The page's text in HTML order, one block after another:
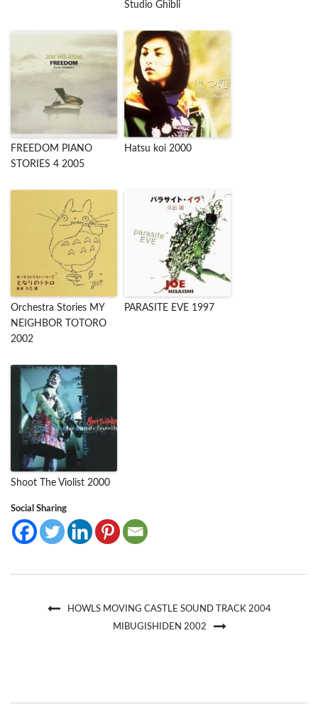
Studio Ghibli
FREEDOM PIANO
STORIES 4 2005
Hatsu koi 2000
Orchestra Stories MY
NEIGHBOR TOTORO
2002
PARASITE EVE 1997
Shoot The Violist 2000
Social Sharing
HOWLS MOVING CASTLE SOUND TRACK 2004
MIBUGISHIDEN 2002